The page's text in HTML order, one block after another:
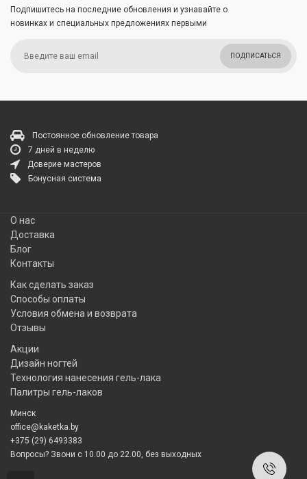
Подпишитесь на последние обновления и узнавайте о
новинках и специальных предложениях первыми
ПОДПИСАТЬСЯ
Постоянное обновление товара
7 дней в неделю
Доверие мастеров
Бонусная система
О нас
Доставка
Блог
Контакты
Как сделать заказ
Способы оплаты
Условия обмена и возврата
Отзывы
Акции
Дизайн ногтей
Технология нанесения гель-лака
Палитры гель-лаков
Минск
office@kaketka.by
+375 (29) 6493383
Вопросы? Звони с 10.00 до 22.00, без выходных